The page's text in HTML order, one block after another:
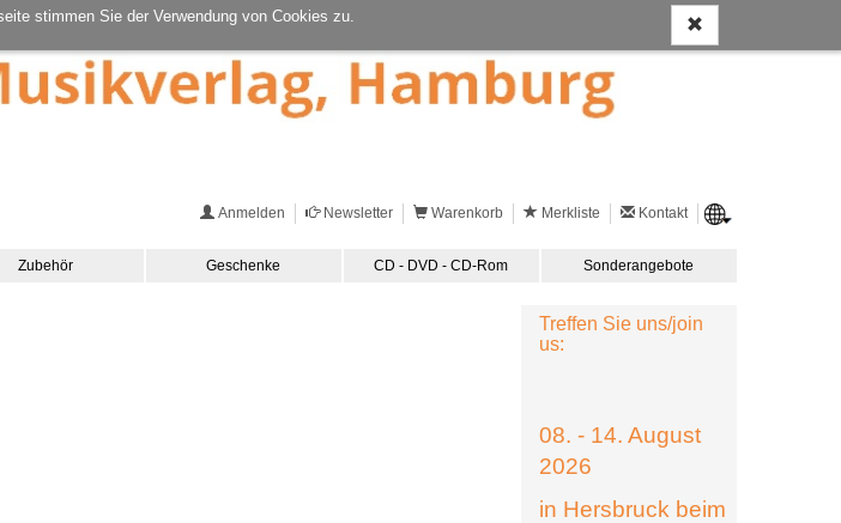
stimmen Sie der Verwendung von Cookies zu.
Anmelden Newsletter Warenkorb Merkliste Kontakt
Zubehör Geschenke CD - DVD - CD-Rom Sonderangebote
Treffen Sie uns/join
us:
08. - 14. August
2026
in Hersbruck beim